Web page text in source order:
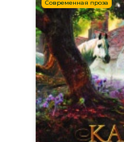
Современная проза